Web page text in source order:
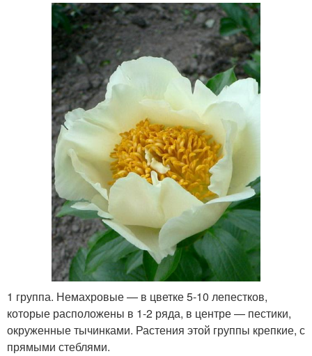
1 группа. Немахровые — в цветке 5-10 лепестков,
которые расположены в 1-2 ряда, в центре — пестики,
окруженные тычинками. Растения этой группы крепкие, с
прямыми стеблями.